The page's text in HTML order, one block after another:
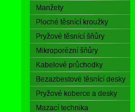
Manžety
Ploché těsnící kroužky
Pryžové těsnící šňůry
Mikroporézní šňůry
Kabelové průchodky
Bezazbestové těsnící desky
Pryžové koberce a desky
Mazací technika